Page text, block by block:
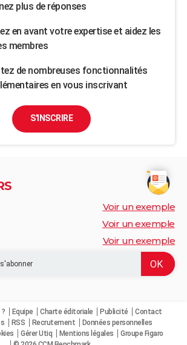
plus de réponses
en avant votre expertise et aidez les
membres
de nombreuses fonctionnalités
en vous inscrivant
S'INSCRIRE
Voir un exemple
Voir un exemple
Voir un exemple
Equipe Charte éditoriale Publicité
Contact
RSS Recrutement
Données personnelles
Gérer Utiq Mentions légales
Groupe Figaro